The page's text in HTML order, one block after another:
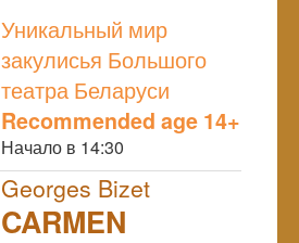
Уникальный мир
закулисья Большого
театра Беларуси
Recommended age 14+
Начало в 14:30
Georges Bizet
CARMEN